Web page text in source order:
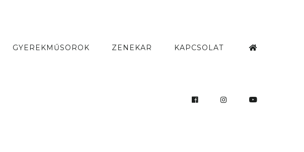
GYEREKMŰSOROK ZENEKAR KAPCSOLAT